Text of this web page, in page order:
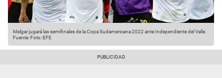
Melgar jugará las semifinales de la Copa Sudamericana 2022 ante Independiente del Valle.
Fuente: Foto: EFE